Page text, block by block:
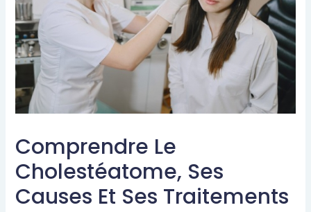
Comprendre Le
Cholestéatome, Ses
Causes Et Ses Traitements